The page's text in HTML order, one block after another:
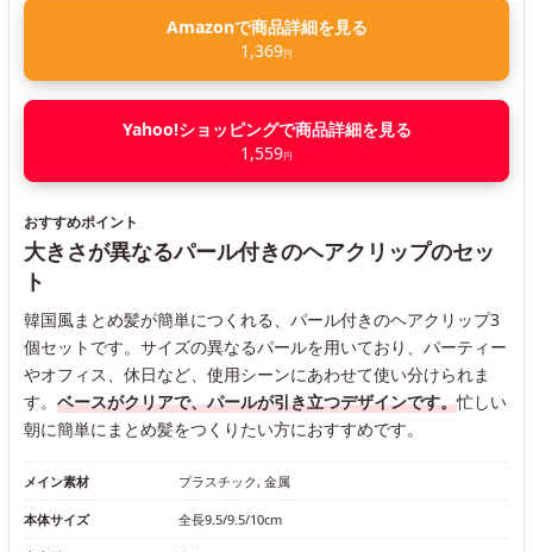
Amazonで商品詳細を見る
1,369円
Yahoo!ショッピングで商品詳細を見る
1,559円
おすすめポイント
大きさが異なるパール付きのヘアクリップのセッ
ト
韓国風まとめ髪が簡単につくれる、パール付きのヘアクリップ3
個セットです。サイズの異なるパールを用いており、パーティー
やオフィス、休日など、使用シーンにあわせて使い分けられま
す。 ベースがクリアで、パールが引き立つデザインです。忙しい
朝に簡単にまとめ髪をつくりたい方におすすめです。
メイン素材 プラスチック, 金属
本体サイズ 全長9.5/9.5/10cm